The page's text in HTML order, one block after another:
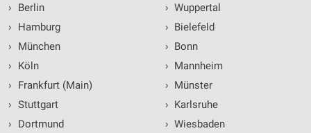
›
Berlin
›
Hamburg
›
München
›
Köln
›
Frankfurt (Main)
› Stuttgart
›
Dortmund
› Wuppertal
› Bielefeld
› Bonn
› Mannheim
› Münster
› Karlsruhe
› Wiesbaden